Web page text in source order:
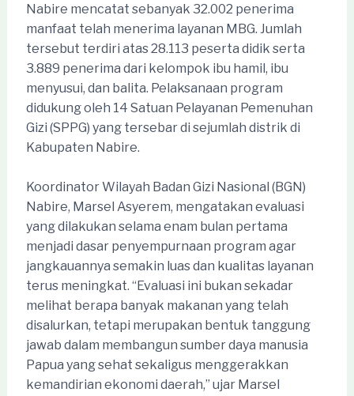
Nabire mencatat sebanyak 32.002 penerima
manfaat telah menerima layanan MBG. Jumlah
tersebut terdiri atas 28.113 peserta didik serta
3.889 penerima dari kelompok ibu hamil, ibu
menyusui, dan balita. Pelaksanaan program
didukung oleh 14 Satuan Pelayanan Pemenuhan
Gizi (SPPG) yang tersebar di sejumlah distrik di
Kabupaten Nabire.
Koordinator Wilayah Badan Gizi Nasional (BGN)
Nabire, Marsel Asyerem, mengatakan evaluasi
yang dilakukan selama enam bulan pertama
menjadi dasar penyempurnaan program agar
jangkauannya semakin luas dan kualitas layanan
terus meningkat. “Evaluasi ini bukan sekadar
melihat berapa banyak makanan yang telah
disalurkan, tetapi merupakan bentuk tanggung
jawab dalam membangun sumber daya manusia
Papua yang sehat sekaligus menggerakkan
kemandirian ekonomi daerah,” ujar Marsel